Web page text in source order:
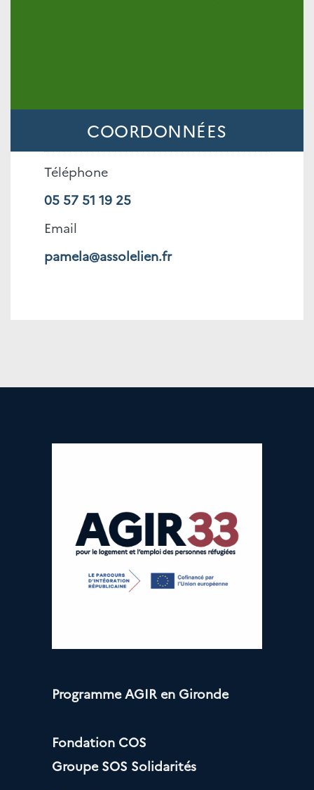
COORDONNÉES
Téléphone
05 57 51 19 25
Email
pamela@assolelien.fr
Programme AGIR en Gironde
Fondation COS
Groupe SOS Solidarités